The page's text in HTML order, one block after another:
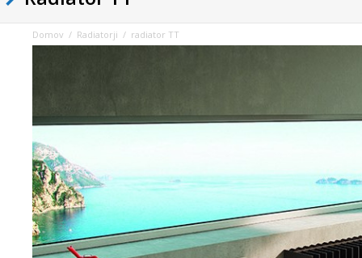
Domov / Radiatorji / radiator TT